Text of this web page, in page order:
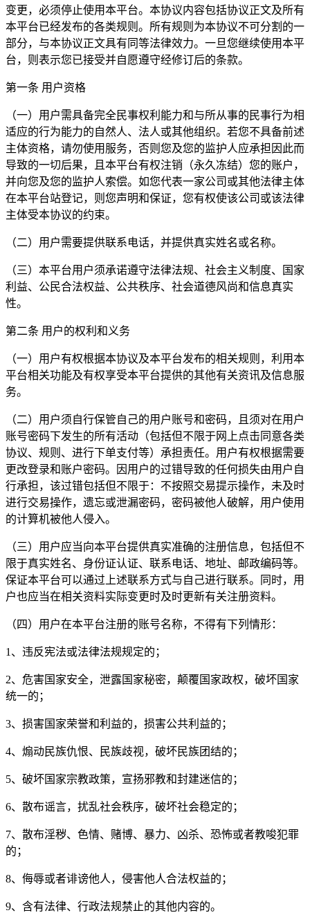
变更，必须停止使用本平台。本协议内容包括协议正文及所有
本平台已经发布的各类规则。所有规则为本协议不可分割的一
部分，与本协议正文具有同等法律效力。一旦您继续使用本平
台，则表示您已接受并自愿遵守经修订后的条款。
第一条 用户资格
（一）用户需具备完全民事权利能力和与所从事的民事行为相
适应的行为能力的自然人、法人或其他组织。若您不具备前述
主体资格，请勿使用服务，否则您及您的监护人应承担因此而
导致的一切后果，且本平台有权注销（永久冻结）您的账户，
并向您及您的监护人索偿。如您代表一家公司或其他法律主体
在本平台站登记，则您声明和保证，您有权使该公司或该法律
主体受本协议的约束。
（二）用户需要提供联系电话，并提供真实姓名或名称。
（三）本平台用户须承诺遵守法律法规、社会主义制度、国家
利益、公民合法权益、公共秩序、社会道德风尚和信息真实
性。
第二条 用户的权利和义务
（一）用户有权根据本协议及本平台发布的相关规则，利用本
平台相关功能及有权享受本平台提供的其他有关资讯及信息服
务。
（二）用户须自行保管自己的用户账号和密码，且须对在用户
账号密码下发生的所有活动（包括但不限于网上点击同意各类
协议、规则、进行下单支付等）承担责任。用户有权根据需要
更改登录和账户密码。因用户的过错导致的任何损失由用户自
行承担，该过错包括但不限于：不按照交易提示操作，未及时
进行交易操作，遗忘或泄漏密码，密码被他人破解，用户使用
的计算机被他人侵入。
（三）用户应当向本平台提供真实准确的注册信息，包括但不
限于真实姓名、身份证认证、联系电话、地址、邮政编码等。
保证本平台可以通过上述联系方式与自己进行联系。同时，用
户也应当在相关资料实际变更时及时更新有关注册资料。
（四）用户在本平台注册的账号名称，不得有下列情形：
1、违反宪法或法律法规规定的；
2、危害国家安全，泄露国家秘密，颠覆国家政权，破坏国家
统一的；
3、损害国家荣誉和利益的，损害公共利益的；
4、煽动民族仇恨、民族歧视，破坏民族团结的；
5、破坏国家宗教政策，宣扬邪教和封建迷信的；
6、散布谣言，扰乱社会秩序，破坏社会稳定的；
7、散布淫秽、色情、赌博、暴力、凶杀、恐怖或者教唆犯罪
的；
8、侮辱或者诽谤他人，侵害他人合法权益的；
9、含有法律、行政法规禁止的其他内容的。